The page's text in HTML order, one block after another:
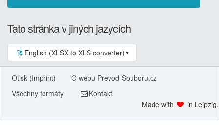
Tato stránka v jiných jazycích
English (XLSX to XLS converter) ▼
Otisk (Imprint)
O webu Prevod-Souboru.cz
Všechny formáty
Kontakt
Made with
in Leipzig.